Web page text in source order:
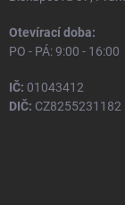
Otevírací doba:
PO - PÁ: 9:00 - 16:00
IČ: 01043412
DIČ: CZ8255231182